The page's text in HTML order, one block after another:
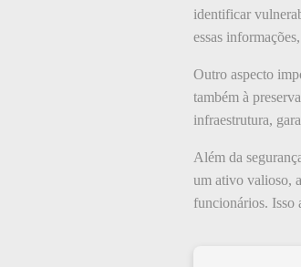
identificar
essas
Outro aspecto
também à
infraestrutura,
Além da
um ativo valioso,
funcionários. Isso